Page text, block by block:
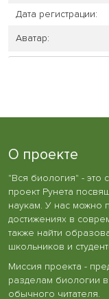
Дата регистрации:
Аватар:
О проекте
"Вся биология" - это
проект Рунета
наукам. У нас можно
достижениях в
также найти
школьников и
Миссия проекта -
разделам биологии
обычного читателя.